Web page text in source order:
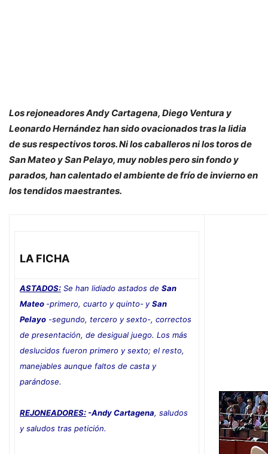
Los rejoneadores Andy Cartagena, Diego Ventura y
Leonardo Hernández han sido ovacionados tras la lidia
de sus respectivos toros. Ni los caballeros ni los toros de
San Mateo y San Pelayo, muy nobles pero sin fondo y
parados, han calentado el ambiente de frío de invierno en
los tendidos maestrantes.
LA FICHA
ASTADOS: Se han lidiado astados de San
Mateo -primero, cuarto y quinto- ySan
Pelayo -segundo, tercero y sexto-, correctos
de presentación, de desigual juego. Los más
deslucidos fueron primero y sexto; el resto,
manejables aunque faltos de casta y
parándose.
REJONEADORES: -Andy Cartagena, saludos
y saludos tras petición.